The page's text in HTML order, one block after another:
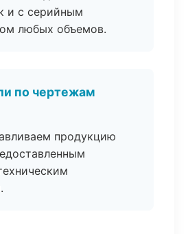
и с серийным
любых объемов.
по чертежам
продукцию